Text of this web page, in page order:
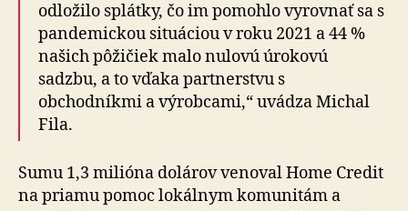
odložilo splátky, čo im pomohlo vyrovnať sa s
pandemickou situáciou v roku 2021 a 44 %
našich pôžičiek malo nulovú úrokovú
sadzbu, a to vďaka partnerstvu s
obchodníkmi a výrobcami,“ uvádza Michal
Fila.
Sumu 1,3 milióna dolárov venoval Home Credit
na priamu pomoc lokálnym komunitám a